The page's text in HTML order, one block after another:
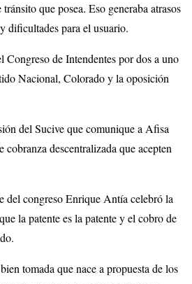
que posea. Eso generaba atrasos
dificultades para el usuario.
Congreso de Intendentes por dos a uno
Nacional, Colorado y la oposición
del Sucive que comunique a Afisa
cobranza descentralizada que acepten
del congreso Enrique Antía celebró la
la patente es la patente y el cobro de
tomada que nace a propuesta de los